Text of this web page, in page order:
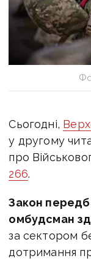
Сьогодні,
у другому
про
266.
Закон
омбудсман
за сектором
дотримання